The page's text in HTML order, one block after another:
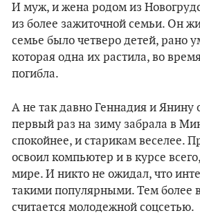
И муж, и жена родом из
из более зажиточной семьи. Он
семье было четверо детей, рано
которая одна их растила, во
погибла.
А не так давно Геннадия и Янину
первый раз на зиму забрала в
спокойнее, и старикам веселее.
освоил компьютер и в курсе
мире. И никто не ожидал, что
такими популярными. Тем более
считается молодежной соцсетью.